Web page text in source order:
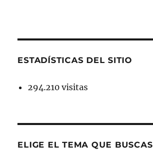
ESTADÍSTICAS DEL SITIO
294.210 visitas
ELIGE EL TEMA QUE BUSCAS